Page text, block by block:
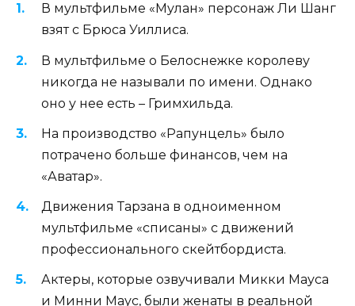
В мультфильме «Мулан» персонаж Ли Шанг
взят с Брюса Уиллиса.
В мультфильме о Белоснежке королеву
никогда не называли по имени. Однако
оно у нее есть – Гримхильда.
На производство «Рапунцель» было
потрачено больше финансов, чем на
«Аватар».
Движения Тарзана в одноименном
мультфильме «списаны» с движений
профессионального скейтбордиста.
Актеры, которые озвучивали Микки Мауса
и Минни Маус, были женаты в реальной